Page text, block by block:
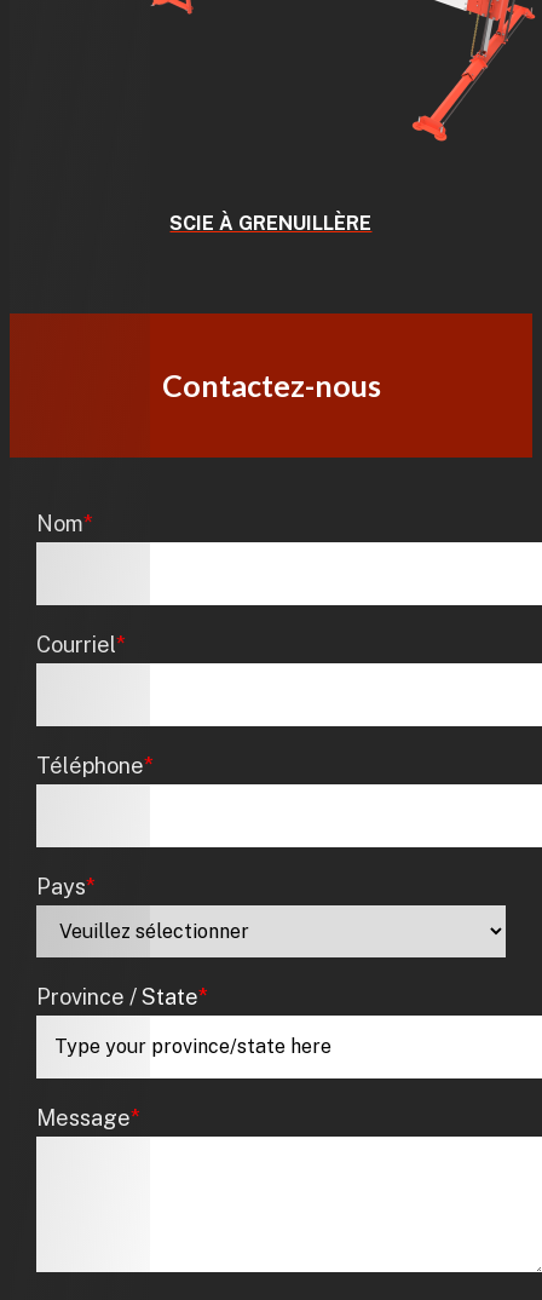
SCIE À GRENUILLÈRE
Contactez-nous
Nom*
Courriel*
Téléphone*
Pays*
Province / State*
Message*